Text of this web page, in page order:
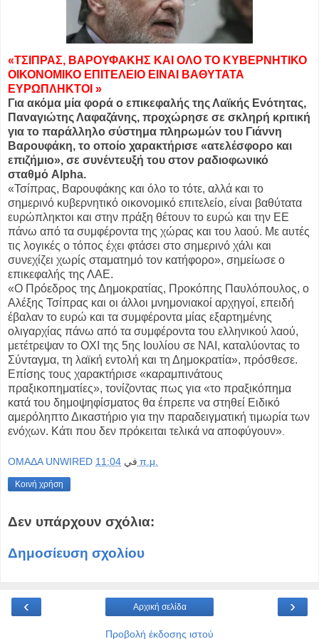
«ΤΣΙΠΡΑΣ, ΒΑΡΟΥΦΑΚΗΣ ΚΑΙ ΟΛΟ ΤΟ ΚΥΒΕΡΝΗΤΙΚΟ
ΟΙΚΟΝΟΜΙΚΟ ΕΠΙΤΕΛΕΙΟ ΕΙΝΑΙ ΒΑΘΥΤΑΤΑ
ΕΥΡΩΠΛΗΚΤΟΙ »
Για ακόμα μία φορά ο επικεφαλής της Λαϊκής Ενότητας,
Παναγιώτης Λαφαζάνης, προχώρησε σε σκληρή κριτική
για το παράλληλο σύστημα πληρωμών του Γιάννη
Βαρουφάκη, το οποίο χαρακτήρισε «ατελέσφορο και
επιζήμιο», σε συνέντευξή του στον ραδιοφωνικό
σταθμό Alpha.
«Τσίπρας, Βαρουφάκης και όλο το τότε, αλλά και το
σημερινό κυβερνητικό οικονομικό επιτελείο, είναι βαθύτατα
ευρώπληκτοι και στην πράξη θέτουν το ευρώ και την ΕΕ
πάνω από τα συμφέροντα της χώρας και του λαού. Με αυτές
τις λογικές ο τόπος έχει φτάσει στο σημερινό χάλι και
συνεχίζει χωρίς σταματημό τον κατήφορο», σημείωσε ο
επικεφαλής της ΛΑΕ.
«Ο Πρόεδρος της Δημοκρατίας, Προκόπης Παυλόπουλος, ο
Αλέξης Τσίπρας και οι άλλοι μνημονιακοί αρχηγοί, επειδή
έβαλαν το ευρώ και τα συμφέροντα μίας εξαρτημένης
ολιγαρχίας πάνω από τα συμφέροντα του ελληνικού λαού,
μετέτρεψαν το ΟΧΙ της 5ης Ιουλίου σε ΝΑΙ, καταλύοντας το
Σύνταγμα, τη λαϊκή εντολή και τη Δημοκρατία», πρόσθεσε.
Επίσης τους χαρακτήρισε «καραμπινάτους
πραξικοπηματίες», τονίζοντας πως για «το πραξικόπημα
κατά του δημοψηφίσματος θα έπρεπε να στηθεί Ειδικό
αμερόληπτο Δικαστήριο για την παραδειγματική τιμωρία των
ενόχων. Κάτι που δεν πρόκειται τελικά να αποφύγουν»
OMAΔΑ UNWIRED في 11:04 π.μ.
Κοινή χρήση
Δεν υπάρχουν σχόλια:
Δημοσίευση σχολίου
‹ ›
Αρχική σελίδα
Προβολή έκδοσης ιστού